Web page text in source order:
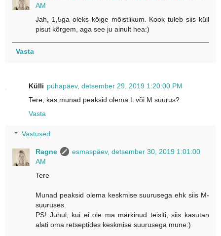
AM
Jah, 1,5ga oleks kõige mõistlikum. Kook tuleb siis küll
pisut kõrgem, aga see ju ainult hea:)
Vasta
Külli pühapäev, detsember 29, 2019 1:20:00 PM
Tere, kas munad peaksid olema L või M suurus?
Vasta
Vastused
Ragne
esmaspäev, detsember 30, 2019 1:01:00
AM
Tere
Munad peaksid olema keskmise suurusega ehk siis M-
suuruses.
PS! Juhul, kui ei ole ma märkinud teisiti, siis kasutan
alati oma retseptides keskmise suurusega mune:)